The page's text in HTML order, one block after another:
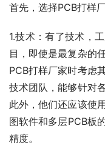
首先，选择PCB打样
1.技术：有了技术，
目，即使是最复杂的
PCB打样厂家时考虑
技术团队，能够针对
此外，他们还应该使
图软件和多层PCB板
精度。